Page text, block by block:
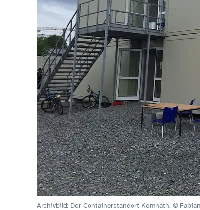
Archivbild: Der Containerstandort Kemnath, ©